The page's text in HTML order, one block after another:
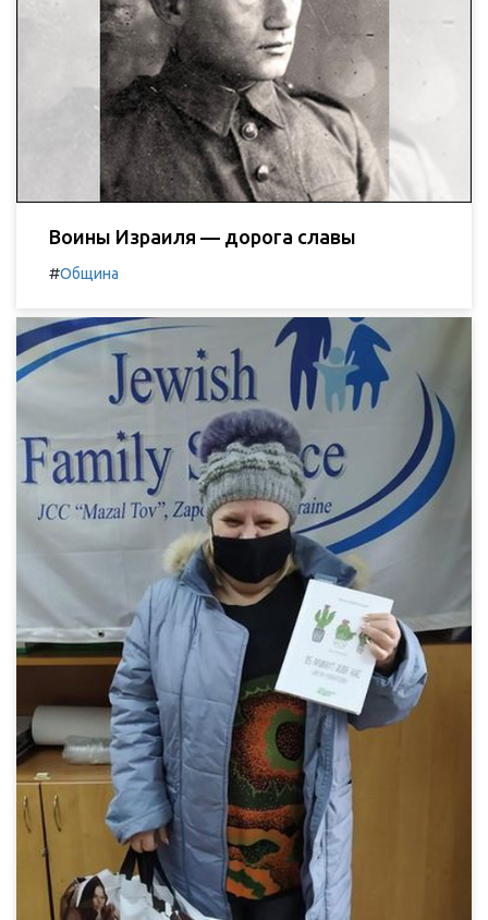
Воины Израиля — дорога славы
#Община